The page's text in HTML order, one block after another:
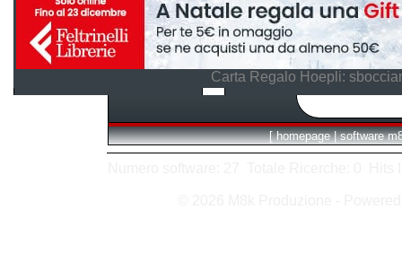
Carta Regalo Hoepli:
[ homepage | software